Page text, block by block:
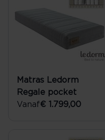
Matras Ledorm
Regale pocket
Vanaf€ 1.799,00